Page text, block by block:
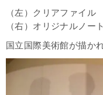
（左）クリアファイ
（右）オリジナルノー
国立国際美術館が描か